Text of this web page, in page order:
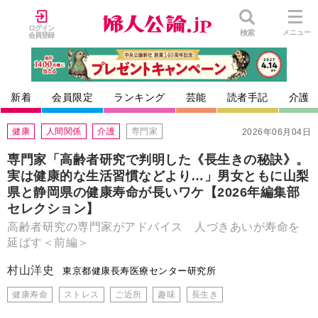
ログイン
会員登録
検索 メニュー
新着 会員限定 ランキング 芸能 読者手記 介護
2026年06月04日
健康 人間関係 介護 専門家
専門家「高齢者研究で判明した《長生きの秘訣》。
実は健康的な生活習慣などより…」男女ともに山梨
県と静岡県の健康寿命が長いワケ【2026年編集部
セレクション】
高齢者研究の専門家がアドバイス 人づきあいが寿命を
延ばす＜前編＞
村山洋史 東京都健康長寿医療センター研究所
健康寿命 ストレス ご近所 趣味 長生き